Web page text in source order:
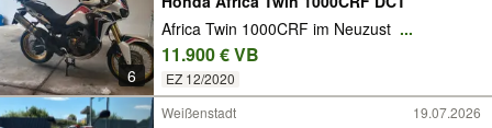
6
Africa Twin 1000CRF im Neuzust ...
11.900 € VB
EZ 12/2020
Weißenstadt 19.07.2026